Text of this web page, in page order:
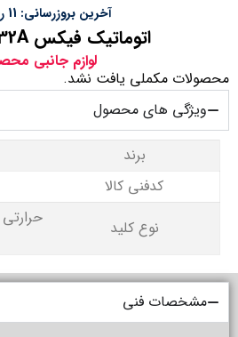
آخرین بروزرسانی: 11 روز قبل
اتوماتیک فیکس LS ABH-32A
لوازم جانبی
محصولات مکملی یافت نشد.
ویژگی های محصول
برند
کدفنی کالا
نوع کلید
مشخصات فنی